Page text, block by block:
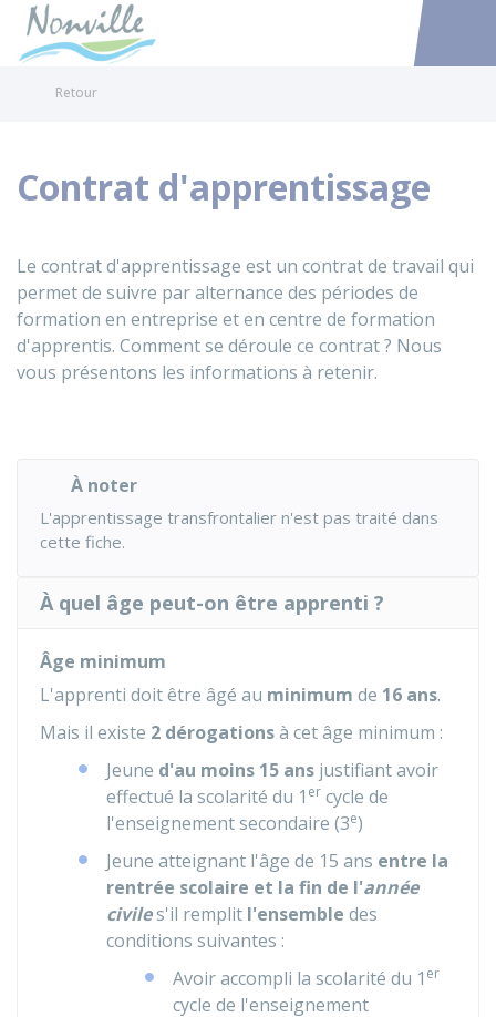
Accéder
Retour
Contrat d'apprentissage
Le contrat d'apprentissage est un contrat de travail qui
permet de suivre par alternance des périodes de
formation en entreprise et en centre de formation
d'apprentis. Comment se déroule ce contrat ? Nous
vous présentons les informations à retenir.
À noter
L'apprentissage transfrontalier n'est pas traité dans
cette fiche.
À quel âge peut-on être apprenti ?
Âge minimum
L'apprenti doit être âgé au minimum de 16 ans.
Mais il existe 2 dérogationsà cet âge minimum :
Jeune d'au moins 15 ans justifiant avoir
effectué la scolarité du 1 er cycle de
l'enseignement secondaire (3e)
Jeune atteignant l'âge de 15 ans entre la
rentrée scolaire et la fin de l'année
civiles'il remplit l'ensemble des
conditions suivantes :
Avoir accompli la scolarité du 1 er
cycle de l'enseignement